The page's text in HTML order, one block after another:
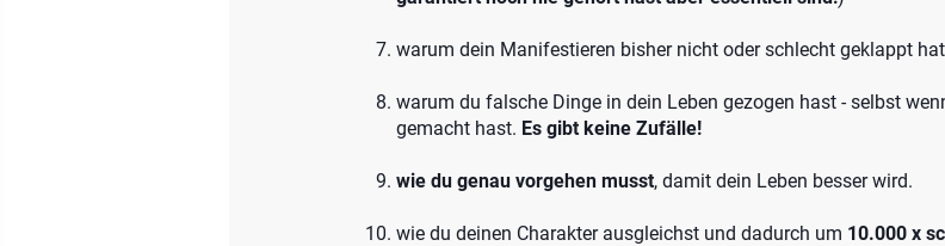
warum dein Manifestieren bisher nicht oder schlecht geklappt
warum du falsche Dinge in dein Leben gezogen hast - selbst
gemacht hast. Es gibt keine Zufälle!
wie du genau vorgehen musst, damit dein Leben besser wird.
wie du deinen Charakter ausgleichst und dadurch um 10.000 x